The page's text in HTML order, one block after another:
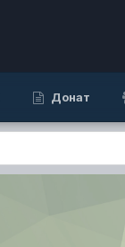
Донат